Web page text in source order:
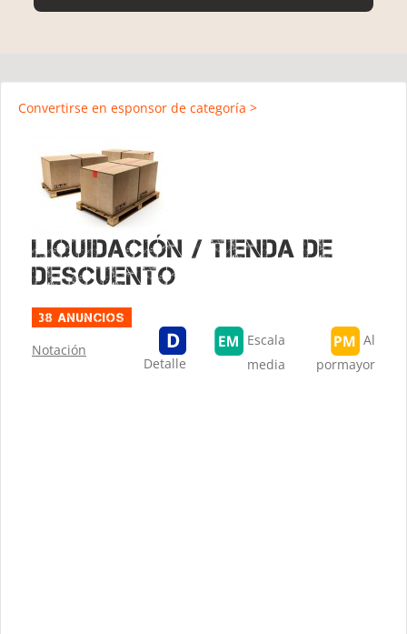
Convertirse en esponsor de categoría >
Liquidación / Tienda de
descuento
38 Anuncios
Notación
Detalle
Escala
media
Al
pormayor